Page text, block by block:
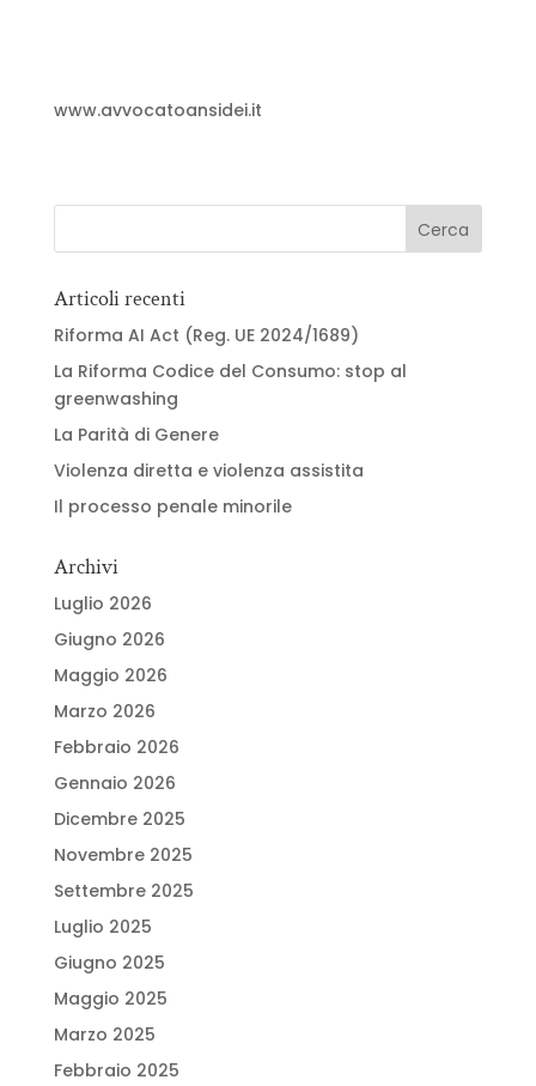
www.avvocatoansidei.it
Articoli recenti
Riforma AI Act (Reg. UE 2024/1689)
La Riforma Codice del Consumo: stop al
greenwashing
La Parità di Genere
Violenza diretta e violenza assistita
Il processo penale minorile
Archivi
Luglio 2026
Giugno 2026
Maggio 2026
Marzo 2026
Febbraio 2026
Gennaio 2026
Dicembre 2025
Novembre 2025
Settembre 2025
Luglio 2025
Giugno 2025
Maggio 2025
Marzo 2025
Febbraio 2025